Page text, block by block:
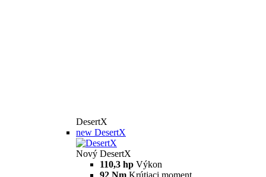
DesertX
new DesertX
Nový DesertX
110,3 hp Výkon
92 Nm Krútiaci moment